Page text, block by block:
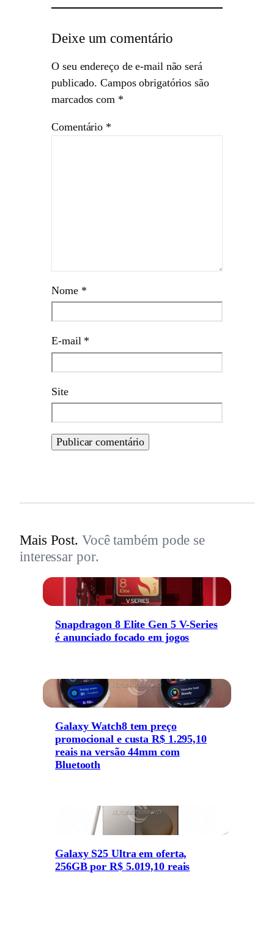
Deixe um comentário
O seu endereço de e-mail não será
publicado. Campos obrigatórios são
marcados com *
Comentário *
Nome *
E-mail *
Site
Mais Post. Você também pode se
interessar por.
Snapdragon 8 Elite Gen 5 V-Series
é anunciado focado em jogos
Galaxy Watch8 tem preço
promocional e custa R$ 1.295,10
reais na versão 44mm com
Bluetooth
Galaxy S25 Ultra em oferta,
256GB por R$ 5.019,10 reais